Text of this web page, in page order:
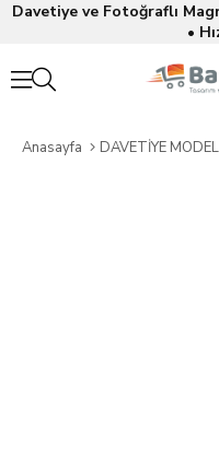
Davetiye ve Fotoğraflı
•
Anasayfa DAVETİYE